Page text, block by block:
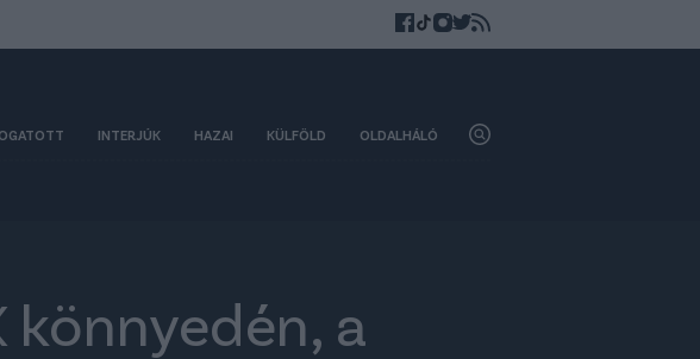
INTERJÚK HAZAI KÜLFÖLD OLDALHÁLÓ
könnyedén, a